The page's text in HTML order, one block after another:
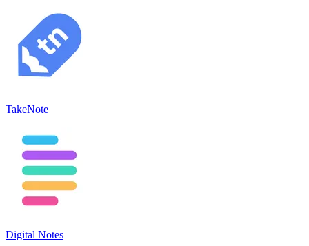
TakeNote
Digital Notes